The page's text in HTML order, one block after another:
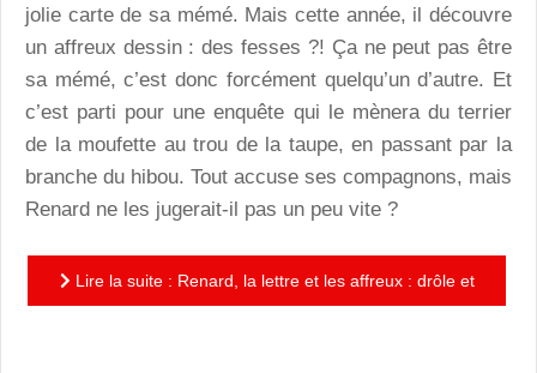
jolie carte de sa mémé. Mais cette année, il découvre
un affreux dessin : des fesses ?! Ça ne peut pas être
sa mémé, c’est donc forcément quelqu’un d’autre. Et
c’est parti pour une enquête qui le mènera du terrier
de la moufette au trou de la taupe, en passant par la
branche du hibou. Tout accuse ses compagnons, mais
Renard ne les jugerait-il pas un peu vite ?
Lire la suite : Renard, la lettre et les affreux : drôle et